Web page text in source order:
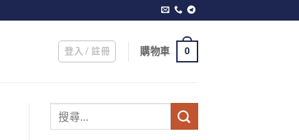
登入 / 註冊 購物車 0